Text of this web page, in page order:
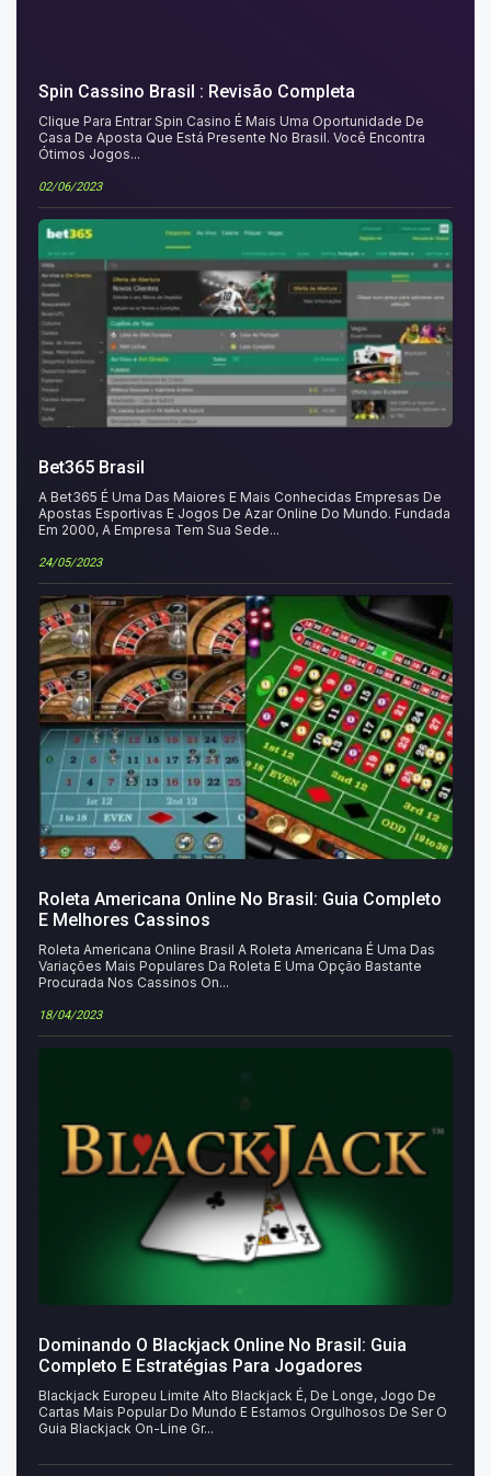
Spin Cassino Brasil : Revisão Completa
Clique Para Entrar Spin Casino É Mais Uma Oportunidade De
Casa De Aposta Que Está Presente No Brasil. Você Encontra
Ótimos Jogos...
02/06/2023
Bet365 Brasil
A Bet365 É Uma Das Maiores E Mais Conhecidas Empresas De
Apostas Esportivas E Jogos De Azar Online Do Mundo. Fundada
Em 2000, A Empresa Tem Sua Sede...
24/05/2023
Roleta Americana Online No Brasil: Guia Completo
E Melhores Cassinos
Roleta Americana Online Brasil A Roleta Americana É Uma Das
Variações Mais Populares Da Roleta E Uma Opção Bastante
Procurada Nos Cassinos On...
18/04/2023
Dominando O Blackjack Online No Brasil: Guia
Completo E Estratégias Para Jogadores
Blackjack Europeu Limite Alto Blackjack É, De Longe, Jogo De
Cartas Mais Popular Do Mundo E Estamos Orgulhosos De Ser O
Guia Blackjack On-Line Gr...